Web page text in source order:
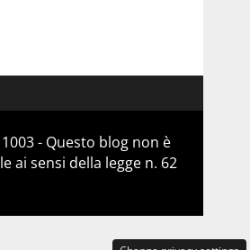
- Questo blog non è
sensi della legge n. 62